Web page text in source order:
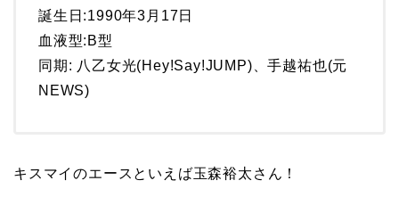
誕生日:1990年3月17日
血液型:B型
同期: 八乙女光(Hey!Say!JUMP)、手越祐也(元
NEWS)
キスマイのエースといえば玉森裕太さん！